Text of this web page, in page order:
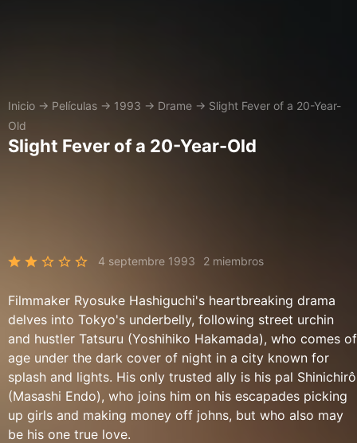
Inicio → Películas → 1993 → Drame → Slight Fever of a 20-Year-
Old
Slight Fever of a 20-Year-Old
4 septembre 1993 2 miembros
Filmmaker Ryosuke Hashiguchi's heartbreaking drama
delves into Tokyo's underbelly, following street urchin
and hustler Tatsuru (Yoshihiko Hakamada), who comes of
age under the dark cover of night in a city known for
splash and lights. His only trusted ally is his pal Shinichirô
(Masashi Endo), who joins him on his escapades picking
up girls and making money off johns, but who also may
be his one true love.